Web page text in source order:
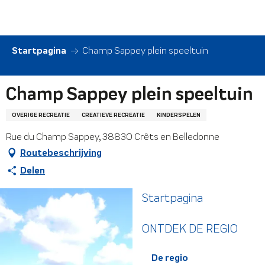
contenu
principal
Startpagina
ONTDEK DE REGIO
De regio
Startpagina Champ Sappey plein speeltuin
Champ Sappey plein speeltuin
OVERIGE RECREATIE CREATIEVE RECREATIE KINDERSPELEN
Rue du Champ Sappey, 38830 Crêts en Belledonne
Routebeschrijving
Delen